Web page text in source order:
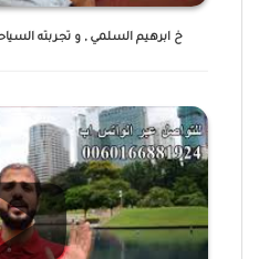
خ ابرهيم السلمي , و تجربته